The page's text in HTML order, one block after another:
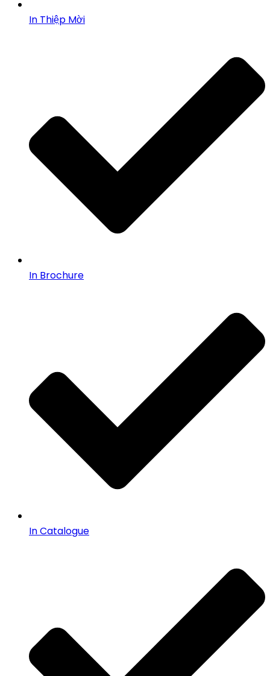
In Thiệp Mời
In Brochure
In Catalogue